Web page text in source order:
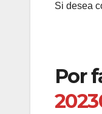
Si desea
Por